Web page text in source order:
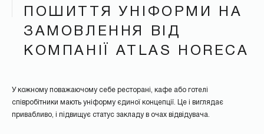
ПОШИТТЯ УНІФОРМИ НА
ЗАМОВЛЕННЯ ВІД
КОМПАНІЇ ATLAS HORECA
У кожному поважаючому себе ресторані, кафе або готелі
співробітники мають уніформу єдиної концепції. Це і виглядає
привабливо, і підвищує статус закладу в очах відвідувача.